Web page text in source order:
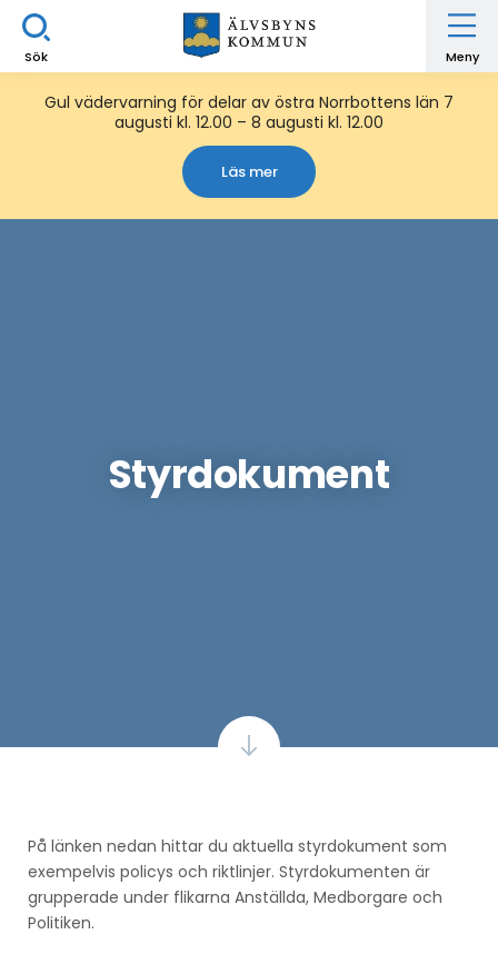
Sök Meny
Gul vädervarning för delar av östra Norrbottens län 7
augusti kl. 12.00 – 8 augusti kl. 12.00
Läs mer
Styrdokument
På länken nedan hittar du aktuella styrdokument som
exempelvis policys och riktlinjer. Styrdokumenten är
grupperade under flikarna Anställda, Medborgare och
Politiken.